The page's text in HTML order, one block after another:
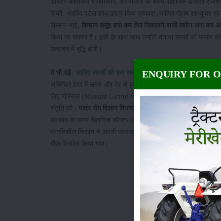
डॉक्टर कार्तिकेय श्रीवास्तव, परियोजना के सस्य वैज्ञानिक डॉक्टर
तिर्की, अरविंद पटेल शोध छात्र दिव्य प्रकाश ,साहिल गौतम शामकुवर
किसान भाई, किसान समूह बना कर तेल निकालने वाली मशीन लगा
किया जा सकता है। इसी के साथ साथ उन्होंने बताया सरसों की फसल को
उत्पादन में बृद्धि होगी।
ये भी पढ़ें: जानिए सरसों की कम समय में अधिक उत्पादन देने वाली
असिंचित दशा में समय और देर से बुवाई करने वाली उन्नतिशील प्रजातियों
लिए गिरिराज (Mustard Giriraj Variety), वरुणा(Varuna),आर.
संतुति की। पादप रोग विज्ञान विभागके अध्यक्ष डॉक्टर श्याम सरन वैश्य
संस्थान के सस्य वैज्ञानिक डॉक्टर राजेश सिंह ने सरसों की सस्य
प्रगतिशील किसान ने अपनी समस्याओं को बताया और उसका समाधान
बीज वितरित किया गया।
ENQUIRY FOR